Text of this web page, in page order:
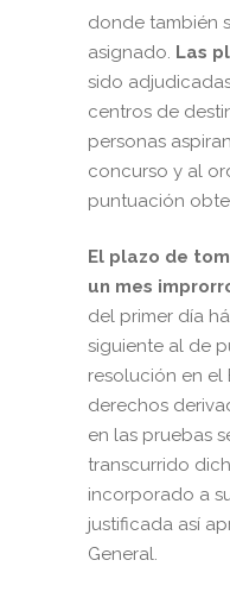
donde también
asignado. Las
sido
centros de
personas
concurso y al
puntuación
El plazo de
un mes
del primer día
siguiente al de
resolución en el
derechos
en las pruebas
transcurrido
incorporado a
justificada así
General.